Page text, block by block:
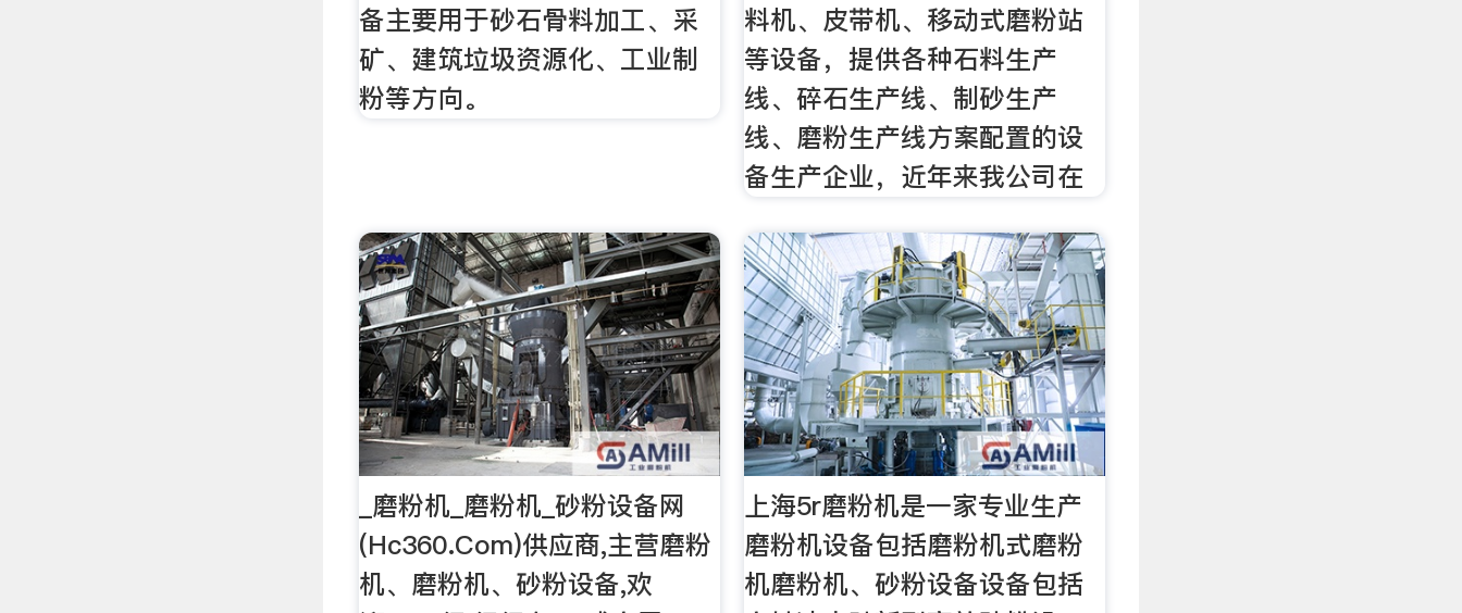
备主要用于砂石骨料加工、采
矿、建筑垃圾资源化、工业制
粉等方向。
料机、皮带机、移动式磨粉站
等设备，提供各种石料生产
线、碎石生产线、制砂生产
线、磨粉生产线方案配置的设
备生产企业，近年来我公司在
_磨粉机_磨粉机_砂粉设备网
(Hc360.Com)供应商,主营磨粉
机、磨粉机、砂粉设备,欢
上海5r磨粉机是一家专业生产
磨粉机设备包括磨粉机式磨粉
机磨粉机、砂粉设备设备包括